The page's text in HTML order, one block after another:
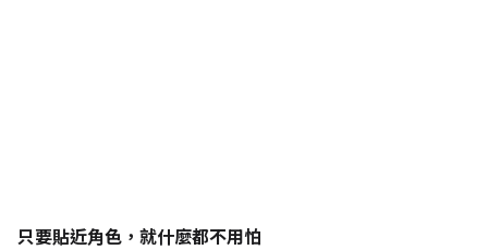
只要貼近角色，就什麼都不用怕